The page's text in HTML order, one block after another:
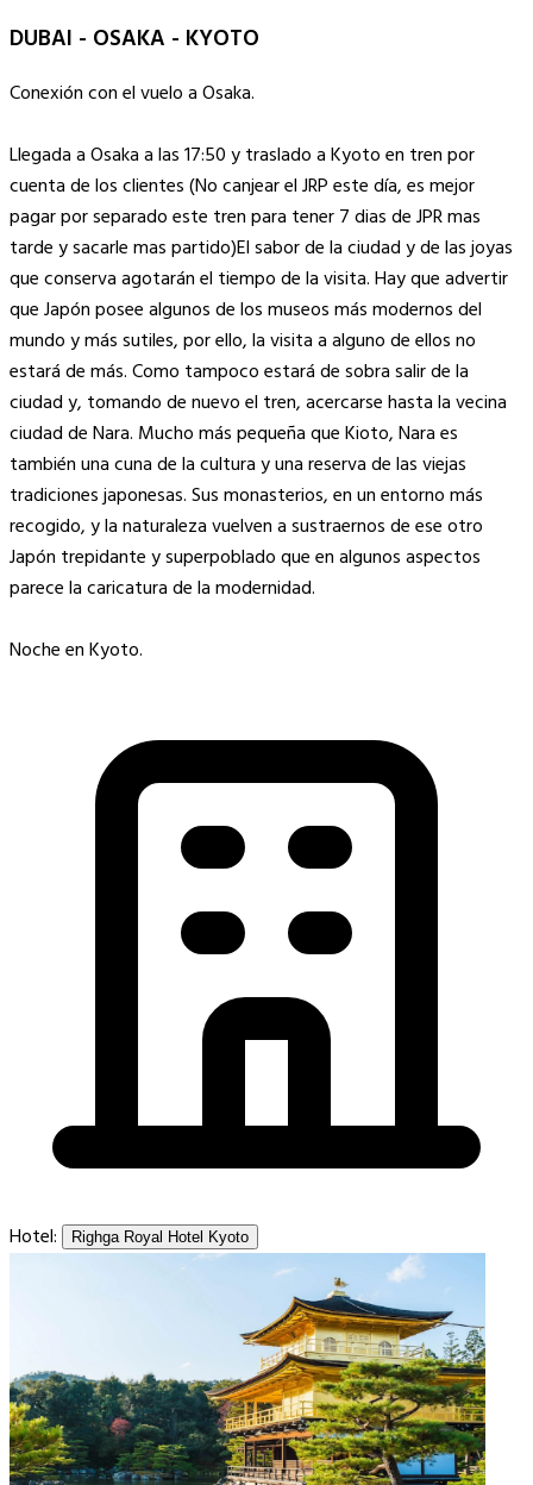
DUBAI - OSAKA - KYOTO
Conexión con el vuelo a Osaka.
Llegada a Osaka a las 17:50 y traslado a Kyoto en tren por
cuenta de los clientes (No canjear el JRP este día, es mejor
pagar por separado este tren para tener 7 dias de JPR mas
tarde y sacarle mas partido)El sabor de la ciudad y de las joyas
que conserva agotarán el tiempo de la visita. Hay que advertir
que Japón posee algunos de los museos más modernos del
mundo y más sutiles, por ello, la visita a alguno de ellos no
estará de más. Como tampoco estará de sobra salir de la
ciudad y, tomando de nuevo el tren, acercarse hasta la vecina
ciudad de Nara. Mucho más pequeña que Kioto, Nara es
también una cuna de la cultura y una reserva de las viejas
tradiciones japonesas. Sus monasterios, en un entorno más
recogido, y la naturaleza vuelven a sustraernos de ese otro
Japón trepidante y superpoblado que en algunos aspectos
parece la caricatura de la modernidad.
Noche en Kyoto.
Hotel: Righga Royal Hotel Kyoto